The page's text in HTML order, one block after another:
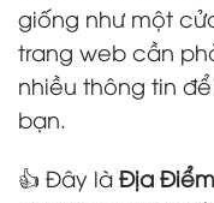
giống như một
trang web cần
nhiều thông tin
bạn.
👍 Đây là Địa